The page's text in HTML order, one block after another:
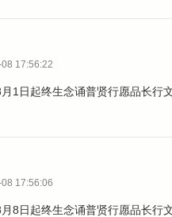
17:56:22
1日起终生念诵普贤行愿品长行
17:56:06
8日起终生念诵普贤行愿品长行